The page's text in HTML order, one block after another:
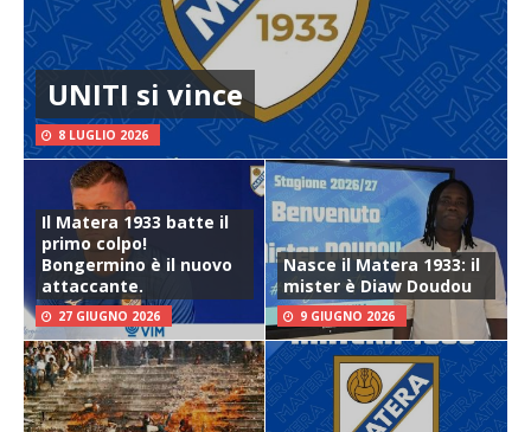
UNITI si vince
8 LUGLIO 2026
Il Matera 1933 batte il
primo colpo!
Bongermino è il nuovo
attaccante.
27 GIUGNO 2026
Nasce il Matera 1933: il
mister è Diaw Doudou
9 GIUGNO 2026